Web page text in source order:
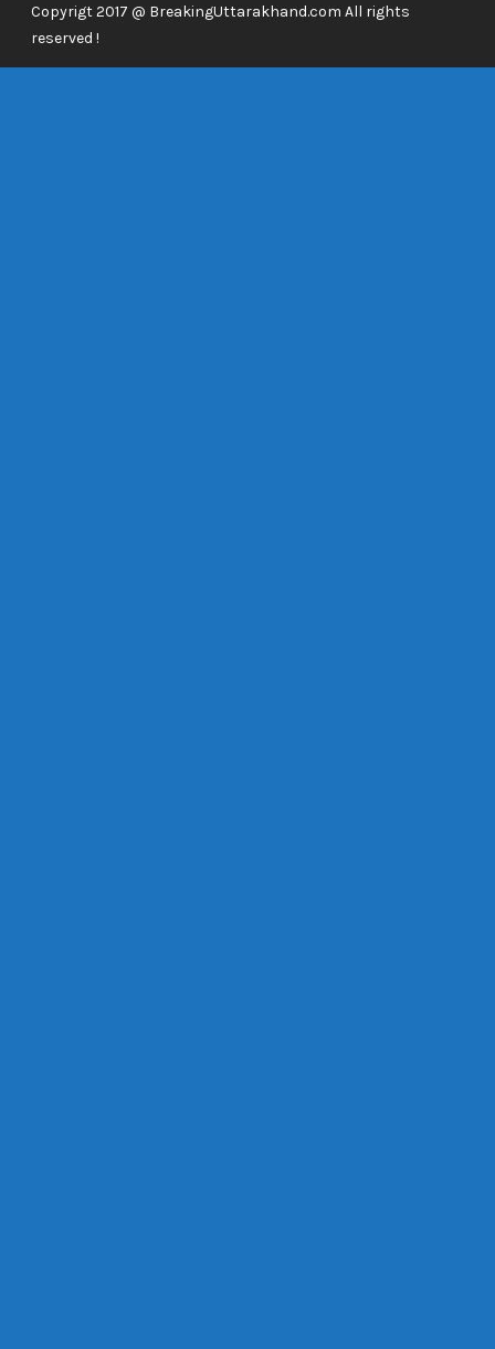
Copyrigt 2017 @ BreakingUttarakhand.com All rights
reserved !